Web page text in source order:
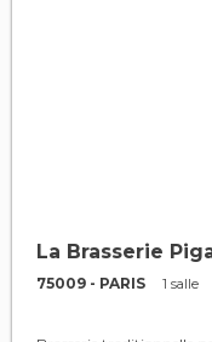
La Brasserie
75009 - PARIS 1 salle